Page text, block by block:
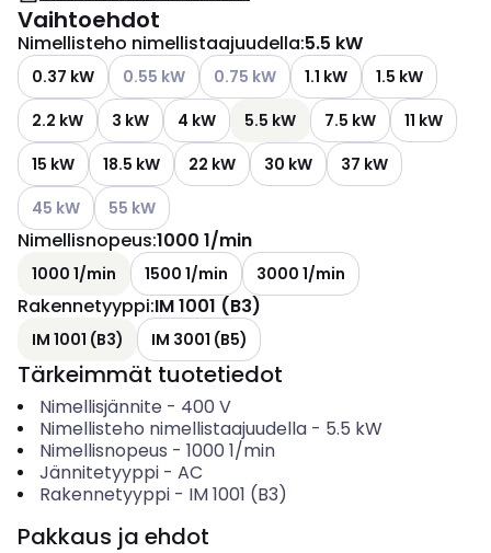
Vaihtoehdot
Nimellisteho nimellistaajuudella:5.5 kW
0.37 kW Katso käytettävissä olevat vaihtoehdot
0.55 kW Katso käytettävissä olevat
0.75 kW 1.1 kW
1.5 kW
2.2 kW
3 kW 4 kW 5.5 kW 7.5 kW
11 kW
15 kW
18.5 kW 22 kW 30 kW
37 kW
Katso käytettävissä olevat vaihtoehdot
45 kW Katso käytettävissä olevat vaihtoehdot
55 kW
Nimellisnopeus:1000 1/min
1000 1/min 1500 1/min 3000 1/min
Rakennetyyppi:IM 1001 (B3)
IM 1001 (B3) IM 3001 (B5)
Tärkeimmät tuotetiedot
Nimellisjännite - 400 V
Nimellisteho nimellistaajuudella- 5.5 kW
Nimellisnopeus - 1000 1/min
Jännitetyyppi- AC
Rakennetyyppi- IM 1001 (B3)
Pakkaus ja ehdot